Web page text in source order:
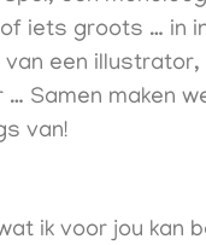
iets groots … in
van een illustrator,
… Samen maken
van!
ik voor jou kan